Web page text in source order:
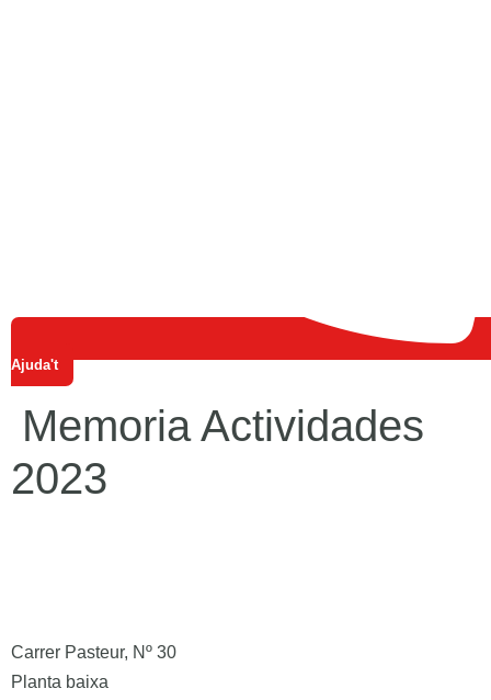
Ajuda't
Memoria Actividades
2023
Carrer Pasteur, Nº 30
Planta baixa